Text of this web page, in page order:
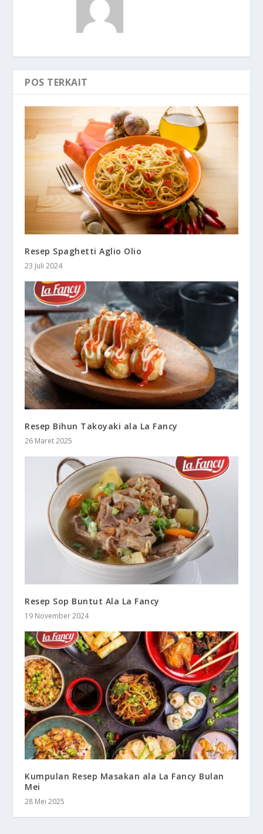
POS TERKAIT
Resep Spaghetti Aglio Olio
23 Juli 2024
Resep Bihun Takoyaki ala La Fancy
26 Maret 2025
Resep Sop Buntut Ala La Fancy
19 November 2024
Kumpulan Resep Masakan ala La Fancy Bulan
Mei
28 Mei 2025